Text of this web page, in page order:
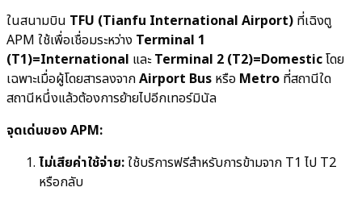
ในสนามบิน TFU (Tianfu International Airport) ที่เฉิงตู
APM ใช้เพื่อเชื่อมระหว่าง Terminal 1
(T1)=International และTerminal 2 (T2)=Domesticโดย
เฉพาะเมื่อผู้โดยสารลงจากAirport Bus หรือ Metro ที่สถานีใด
สถานีหนึ่งแล้วต้องการย้ายไปอีกเทอร์มินัล
จุดเด่นของ APM:
ไม่เสียค่าใช้จ่าย:ใช้บริการฟรีสำหรับการข้ามจาก T1 ไป T2
หรือกลับ